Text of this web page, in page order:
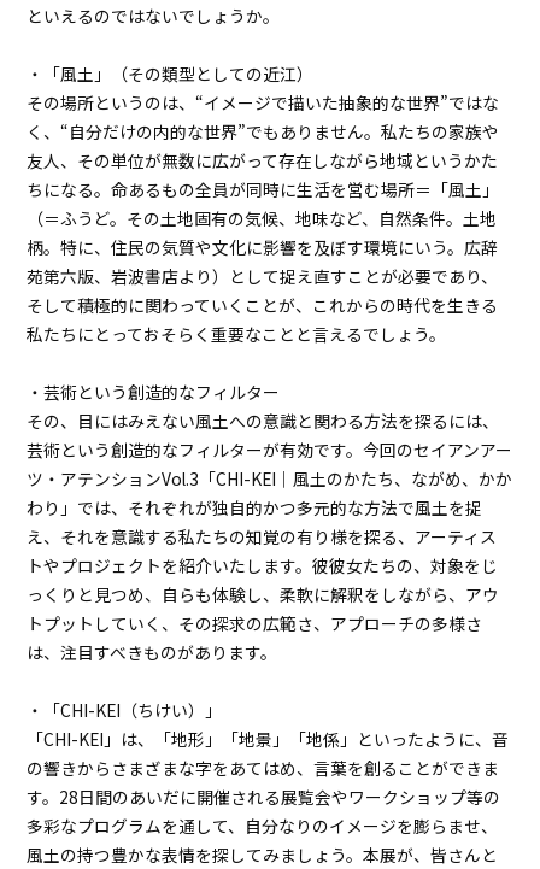
といえるのではないでしょうか。
・「風土」（その類型としての近江）
その場所というのは、“イメージで描いた抽象的な世界”ではな
く、“自分だけの内的な世界”でもありません。私たちの家族や
友人、その単位が無数に広がって存在しながら地域というかた
ちになる。命あるもの全員が同時に生活を営む場所＝「風土」
（＝ふうど。その土地固有の気候、地味など、自然条件。土地
柄。特に、住民の気質や文化に影響を及ぼす環境にいう。広辞
苑第六版、岩波書店より）として捉え直すことが必要であり、
そして積極的に関わっていくことが、これからの時代を生きる
私たちにとっておそらく重要なことと言えるでしょう。
・芸術という創造的なフィルター
その、目にはみえない風土への意識と関わる方法を探るには、
芸術という創造的なフィルターが有効です。今回のセイアンアー
ツ・アテンションVol.3「CHI-KEI｜風土のかたち、ながめ、かか
わり」では、それぞれが独自的かつ多元的な方法で風土を捉
え、それを意識する私たちの知覚の有り様を探る、アーティス
トやプロジェクトを紹介いたします。彼彼女たちの、対象をじ
っくりと見つめ、自らも体験し、柔軟に解釈をしながら、アウ
トプットしていく、その探求の広範さ、アプローチの多様さ
は、注目すべきものがあります。
・「CHI-KEI（ちけい）」
「CHI-KEI」は、「地形」「地景」「地係」といったように、音
の響きからさまざまな字をあてはめ、言葉を創ることができま
す。28日間のあいだに開催される展覧会やワークショップ等の
多彩なプログラムを通して、自分なりのイメージを膨らませ、
風土の持つ豊かな表情を探してみましょう。本展が、皆さんと